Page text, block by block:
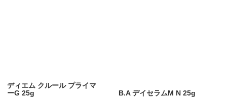
ディエム クルール プライマ
ーG 25g
B.A デイセラムM N 25g